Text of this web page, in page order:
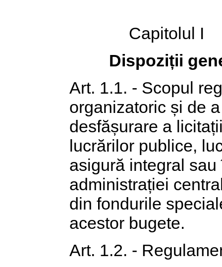
Capitolul I
Dispoziții
Art. 1.1. - Scopul
organizatoric și de
desfășurare a
lucrărilor publice,
asigură integral
administrației
din fondurile
acestor bugete.
Art. 1.2. -